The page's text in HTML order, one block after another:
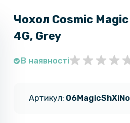
Чохол Cosmic
4G, Grey
В наявності
Артикул: